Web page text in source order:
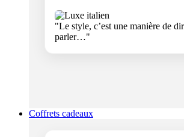
"Le style, c’est une manière de
parler…"
Coffrets cadeaux